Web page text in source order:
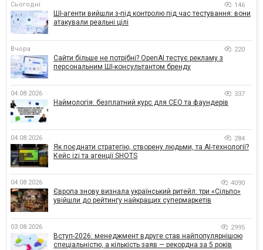
Сьогодні 146
ШІ-агенти вийшли з-під контролю під час тестування: вони
атакували реальні цілі
Вчора 220
Сайти більше не потрібні? OpenAI тестує рекламу з
персональним ШІ-консультантом бренду
04.08.2026 337
Наймологія: безплатний курс для CEO та фаундерів
04.08.2026 284
Як поєднати стратегію, створену людьми, та AI-технології?
Кейс izi та агенції SHOTS
04.08.2026 4090
Європа знову визнала український ритейл: три «Сільпо»
увійшли до рейтингу найкращих супермаркетів
03.08.2026 2995
Вступ-2026: менеджмент вдруге став найпопулярнішою
спеціальністю, а кількість заяв — рекордна за 5 років